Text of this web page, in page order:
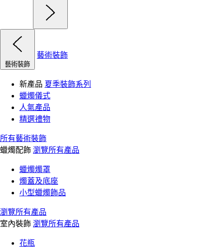
藝術裝飾
藝術裝飾
新產品 夏季裝飾系列
蠟燭儀式
人氣產品
精選禮物
所有藝術裝飾
蠟燭配飾 瀏覽所有產品
蠟燭燭罩
燭蓋及底座
小型蠟燭飾品
瀏覽所有產品
室內裝飾 瀏覽所有產品
花瓶